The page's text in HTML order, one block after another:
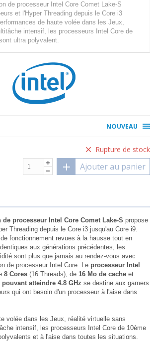
de processeur Intel Core Comet Lake-S
et l'Hyper Threading depuis le Core i3
de haute volée dans les Jeux,
intensif, les processeurs Intel Core de
ultra polyvalent.
NOUVEAU
Rupture de stock
Ajouter au panier
de processeur Intel Core Comet Lake-S propose
Threading depuis le Core i3 jusqu'au Core i9.
fonctionnement revues à la hausse tout en
aux générations précédentes, les
sont plus que jamais au rendez-vous avec
de processeur Intel Core. Le processeur Intel
8 Cores (16 Threads), de 16 Mo de cache et
atteindre 4.8 GHz se destine aux gamers
qui ont besoin d'un processeur à l'aise dans
volée dans les Jeux, réalité virtuelle sans
intensif, les processeurs Intel Core de 10ème
et à l'aise dans toutes les situations.